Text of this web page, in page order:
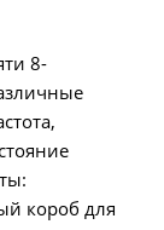
8-
короб для